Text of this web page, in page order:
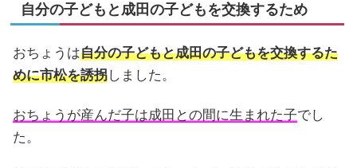
自分の子どもと成田の子どもを交換するため
おちょうは自分の子どもと成田の子どもを交換するた
めに市松を誘拐しました。
おちょうが産んだ子は成田との間に生まれた子でし
た。